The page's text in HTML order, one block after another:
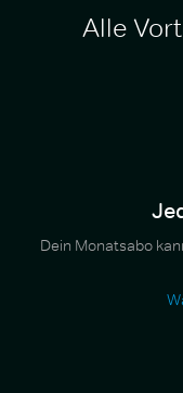
Alle
Dein Monatsabo